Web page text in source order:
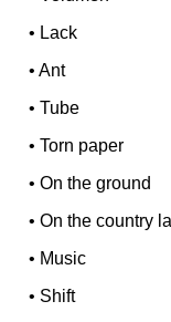
• Lack
•Ant
•Tube
•Torn paper
•On the ground
•On the country
• Music
• Shift